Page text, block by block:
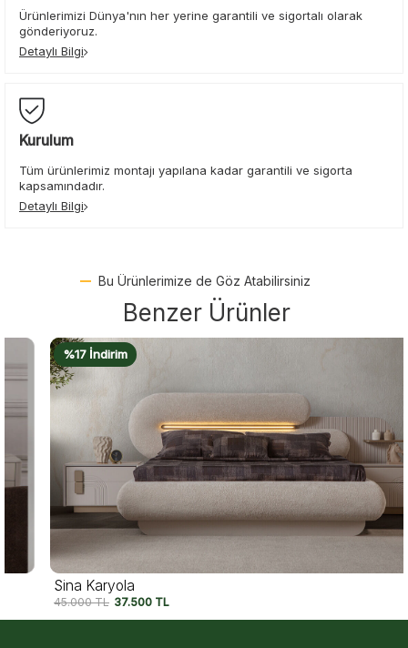
Ürünlerimizi Dünya'nın her yerine garantili ve sigortalı olarak
gönderiyoruz.
Detaylı Bilgi
Kurulum
Tüm ürünlerimiz montajı yapılana kadar garantili ve sigorta
kapsamındadır.
Detaylı Bilgi
Bu Ürünlerimize de Göz Atabilirsiniz
Benzer Ürünler
%17 İndirim
Sina Karyola
TL 37.500TL